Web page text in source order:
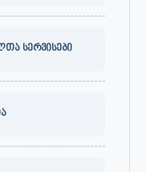
სერვისები